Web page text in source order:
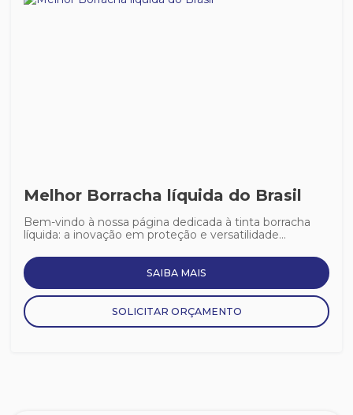
Melhor Borracha líquida do Brasil
Bem-vindo à nossa página dedicada à tinta borracha
líquida: a inovação em proteção e versatilidade...
SAIBA MAIS
SOLICITAR ORÇAMENTO